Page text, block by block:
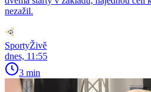
nezažil.
SportyŽivě
dnes, 11:55
3 min